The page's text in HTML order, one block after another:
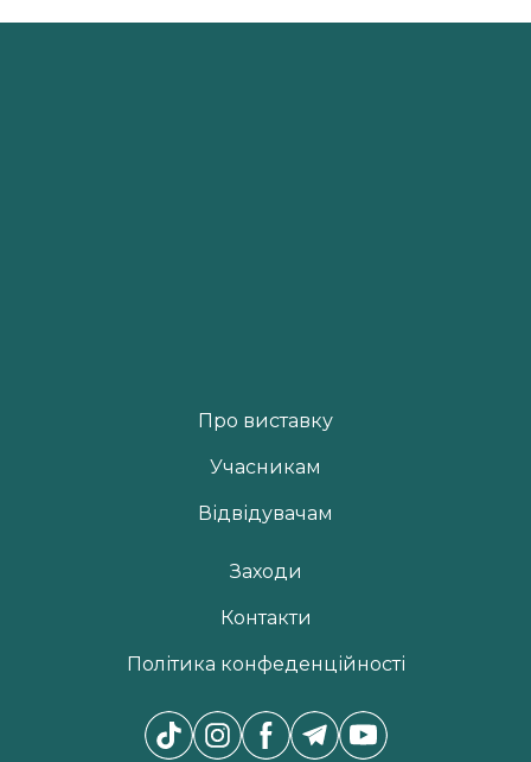
Про виставку
Учасникам
Відвідувачам
Заходи
Контакти
Політика конфеденційності